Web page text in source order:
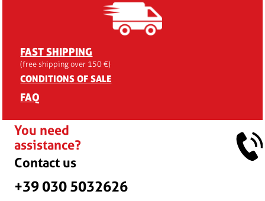
FAST SHIPPING
(free shipping over 150 €)
CONDITIONS OF SALE
FAQ
You need
assistance?
Contact us
+39 030 5032626